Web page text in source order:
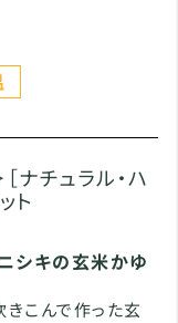
ナチュラル・ハ
ト
シキの玄米かゆ
こんで作った玄